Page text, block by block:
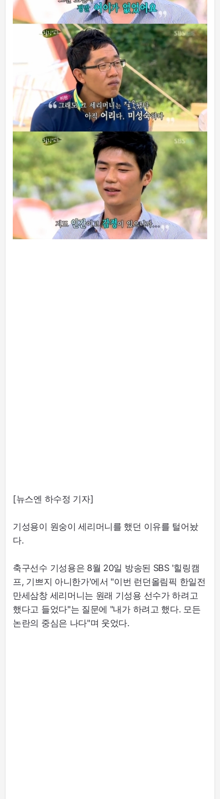
[뉴스엔 하수정 기자]
기성용이 원숭이 세리머니를 했던 이유를 털어놨
다.
축구선수 기성용은 8월 20일 방송된 SBS '힐링캠
프, 기쁘지 아니한가'에서 "이번 런던올림픽 한일전
만세삼창 세리머니는 원래 기성용 선수가 하려고
했다고 들었다"는 질문에 "내가 하려고 했다. 모든
논란의 중심은 나다"며 웃었다.